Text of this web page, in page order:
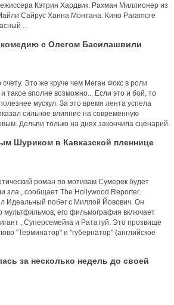
Кэтрин Хардвик. Рахман Миллионер из
Сайрус Ханна Монтана: Кино Paramore
...
комедию с Олегом Басилашвили
Это же круче чем Меган Фокс в роли
такое вполне возможно... Если это и бой, то
мускул. За это время лента успела
сильное влияние на современную
Дельпи только на днях закончила сценарий.
Шуриком в Кавказской пленнице
роман по мотивам Сумерек будет
зла , сообщает The Hollywood Reporter.
Идеальный побег с Миллой Йовович. Он
мультфильмов, его фильмография включает
, Суперсемейка и Рататуй. Это прозвище
"Терминатор" и "губернатор" (английское
за несколько недель до своей